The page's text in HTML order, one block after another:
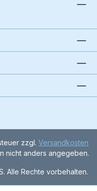
zzgl. Versandkosten
nicht anders angegeben.
Alle Rechte vorbehalten.